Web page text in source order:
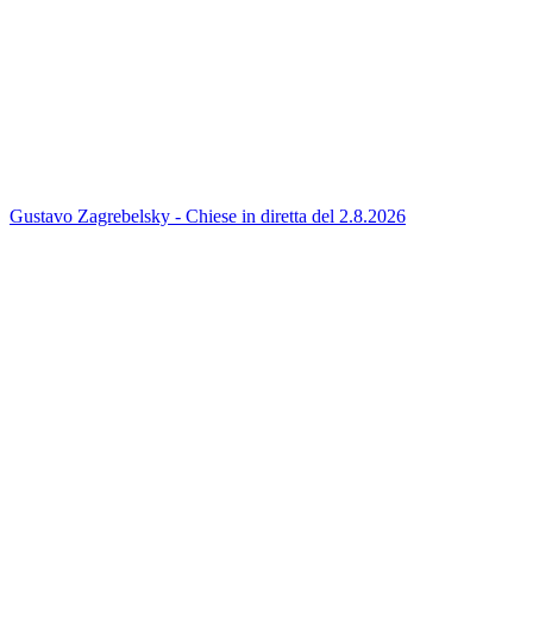
Gustavo Zagrebelsky - Chiese in diretta del 2.8.2026